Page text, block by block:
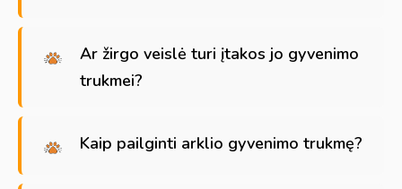
Ar žirgo veislė turi įtakos jo gyvenimo
trukmei?
Kaip pailginti arklio gyvenimo trukmę?